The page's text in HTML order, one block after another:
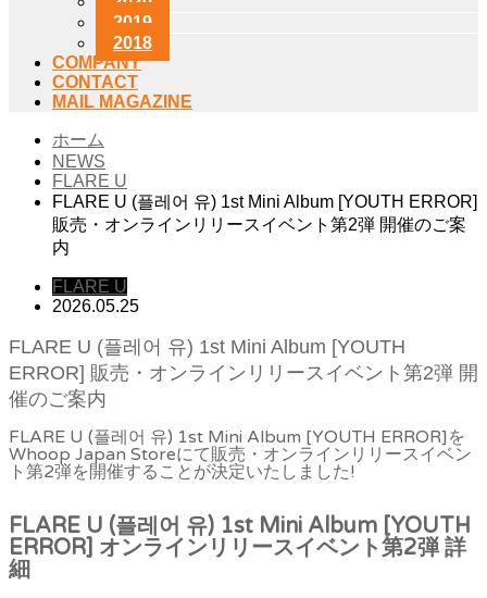
2019
2018
COMPANY
CONTACT
MAIL MAGAZINE
ホーム
NEWS
FLARE U
FLARE U (플레어 유) 1st Mini Album [YOUTH ERROR]
販売・オンラインリリースイベント第2弾 開催のご案
内
FLARE U
2026.05.25
FLARE U (플레어 유) 1st Mini Album [YOUTH
ERROR] 販売・オンラインリリースイベント第2弾 開
催のご案内
FLARE U (플레어 유) 1st Mini Album [YOUTH ERROR]を
Whoop Japan Storeにて販売・オンラインリリースイベン
ト第2弾を開催することが決定いたしました!
FLARE U (플레어 유) 1st Mini Album [YOUTH
ERROR] オンラインリリースイベント第2弾 詳
細